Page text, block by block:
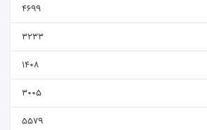
4699
3233
1408
3005
5579